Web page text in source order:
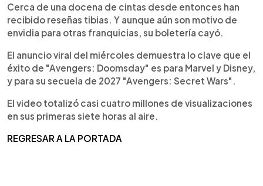
Cerca de una docena de cintas desde entonces han
recibido reseñas tibias. Y aunque aún son motivo de
envidia para otras franquicias, su boletería cayó.
El anuncio viral del miércoles demuestra lo clave que el
éxito de "Avengers: Doomsday" es para Marvel y Disney,
y para su secuela de 2027 "Avengers: Secret Wars".
El video totalizó casi cuatro millones de visualizaciones
en sus primeras siete horas al aire.
REGRESAR A LA PORTADA